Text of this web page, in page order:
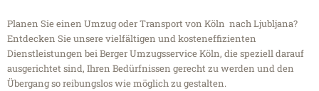
Planen Sie einen Umzug oder Transport von Köln nach Ljubljana?
Entdecken Sie unsere vielfältigen und kosteneffizienten
Dienstleistungen bei Berger Umzugsservice Köln, die speziell darauf
ausgerichtet sind, Ihren Bedürfnissen gerecht zu werden und den
Übergang so reibungslos wie möglich zu gestalten.